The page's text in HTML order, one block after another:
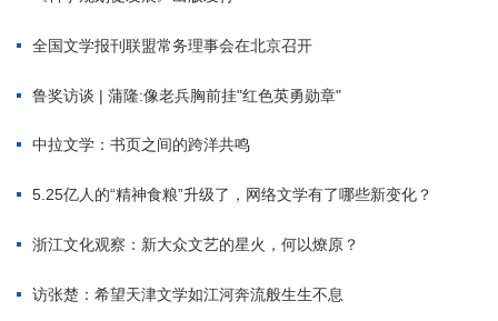
全国文学报刊联盟常务理事会在北京召开
鲁奖访谈 | 蒲隆:像老兵胸前挂"红色英勇勋章"
中拉文学：书页之间的跨洋共鸣
5.25亿人的“精神食粮”升级了，网络文学有了哪些新变化？
浙江文化观察：新大众文艺的星火，何以燎原？
访张楚：希望天津文学如江河奔流般生生不息